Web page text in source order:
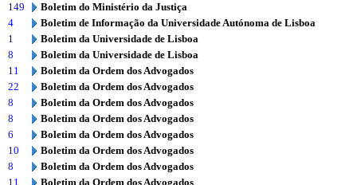
149
Boletim do Ministério da Justiça
4
Boletim de Informação da Universidade Autónoma de Lisboa
1
Boletim da Universidade de Lisboa
8
Boletim da Universidade de Lisboa
11
Boletim da Ordem dos Advogados
22
Boletim da Ordem dos Advogados
8
Boletim da Ordem dos Advogados
8
Boletim da Ordem dos Advogados
6
Boletim da Ordem dos Advogados
10
Boletim da Ordem dos Advogados
8
Boletim da Ordem dos Advogados
11
Boletim da Ordem dos Advogados